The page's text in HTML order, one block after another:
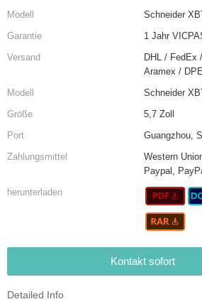
Modell
Schneider
Garantie
1 Jahr
Versand
DHL / FedEx
Aramex /
Modell
Schneider
Größe
5,7 Zoll
Port
Guangzhou,
Zahlungsmittel
Western
Paypal,
herunterladen
Kontakt sofort
Detailed Info